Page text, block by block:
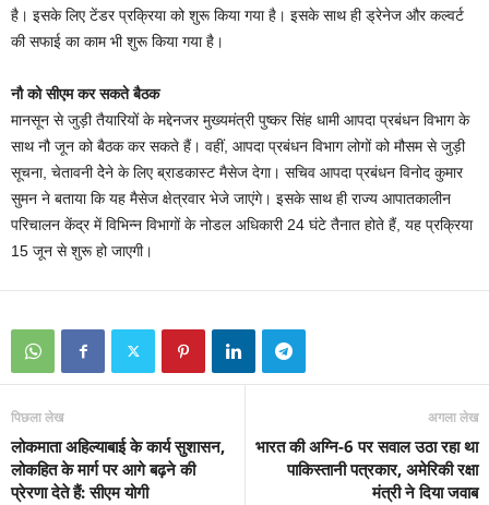
है। इसके लिए टेंडर प्रक्रिया को शुरू किया गया है। इसके साथ ही ड्रेनेज और कल्वर्ट
की सफाई का काम भी शुरू किया गया है।
नौ को सीएम कर सकते बैठक
मानसून से जुड़ी तैयारियों के मद्देनजर मुख्यमंत्री पुष्कर सिंह धामी आपदा प्रबंधन विभाग के
साथ नौ जून को बैठक कर सकते हैं। वहीं, आपदा प्रबंधन विभाग लोगों को मौसम से जुड़ी
सूचना, चेतावनी देेने के लिए ब्राडकास्ट मैसेज देगा। सचिव आपदा प्रबंधन विनोद कुमार
सुमन ने बताया कि यह मैसेज क्षेत्रवार भेजे जाएंगे। इसके साथ ही राज्य आपातकालीन
परिचालन केंद्र में विभिन्न विभागों के नोडल अधिकारी 24 घंटे तैनात होते हैं, यह प्रक्रिया
15 जून से शुरू हो जाएगी।
पिछला लेख
लोकमाता अहिल्याबाई के कार्य सुशासन,
लोकहित के मार्ग पर आगे बढ़ने की
प्रेरणा देते हैं: सीएम योगी
अगला लेख
भारत की अग्नि-6 पर सवाल उठा रहा था
पाकिस्तानी पत्रकार, अमेरिकी रक्षा
मंत्री ने दिया जवाब